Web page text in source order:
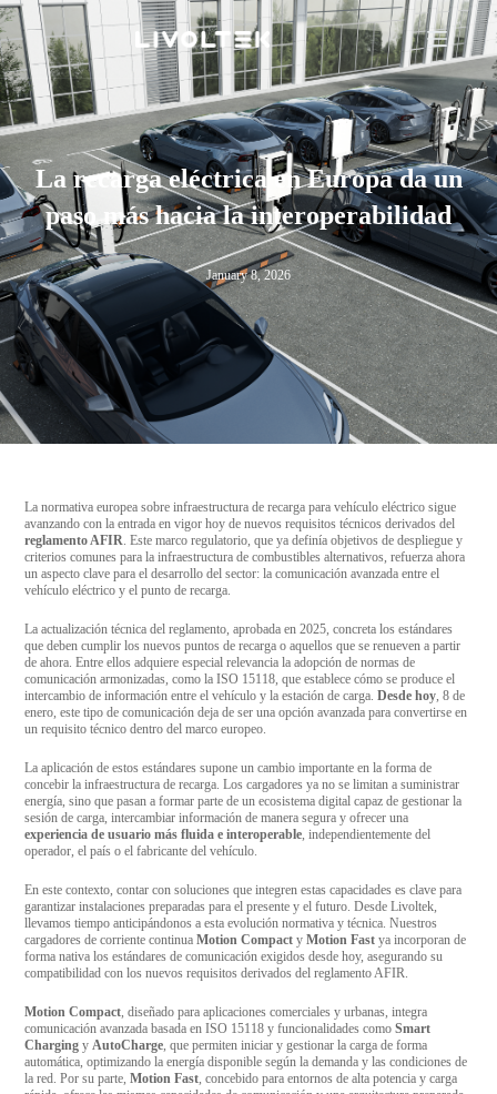
La recarga eléctrica en Europa da un
paso más hacia la interoperabilidad
January 8, 2026
La normativa europea sobre infraestructura de recarga para vehículo eléctrico sigue
avanzando con la entrada en vigor hoy de nuevos requisitos técnicos derivados del
reglamento AFIR. Este marco regulatorio, que ya definía objetivos de despliegue y
criterios comunes para la infraestructura de combustibles alternativos, refuerza ahora
un aspecto clave para el desarrollo del sector: la comunicación avanzada entre el
vehículo eléctrico y el punto de recarga.
La actualización técnica del reglamento, aprobada en 2025, concreta los estándares
que deben cumplir los nuevos puntos de recarga o aquellos que se renueven a partir
de ahora. Entre ellos adquiere especial relevancia la adopción de normas de
comunicación armonizadas, como la ISO 15118, que establece cómo se produce el
intercambio de información entre el vehículo y la estación de carga.Desde hoy, 8 de
enero, este tipo de comunicación deja de ser una opción avanzada para convertirse en
un requisito técnico dentro del marco europeo.
La aplicación de estos estándares supone un cambio importante en la forma de
concebir la infraestructura de recarga. Los cargadores ya no se limitan a suministrar
energía, sino que pasan a formar parte de un ecosistema digital capaz de gestionar la
sesión de carga, intercambiar información de manera segura y ofrecer una
experiencia de usuario más fluida e interoperable, independientemente del
operador, el país o el fabricante del vehículo.
En este contexto, contar con soluciones que integren estas capacidades es clave para
garantizar instalaciones preparadas para el presente y el futuro. Desde Livoltek,
llevamos tiempo anticipándonos a esta evolución normativa y técnica. Nuestros
cargadores de corriente continuaMotion Compact yMotion Fast ya incorporan de
forma nativa los estándares de comunicación exigidos desde hoy, asegurando su
compatibilidad con los nuevos requisitos derivados del reglamento AFIR.
Motion Compact, diseñado para aplicaciones comerciales y urbanas, integra
comunicación avanzada basada en ISO 15118 y funcionalidades comoSmart
Charging yAutoCharge, que permiten iniciar y gestionar la carga de forma
automática, optimizando la energía disponible según la demanda y las condiciones de
la red. Por su parte,Motion Fast, concebido para entornos de alta potencia y carga